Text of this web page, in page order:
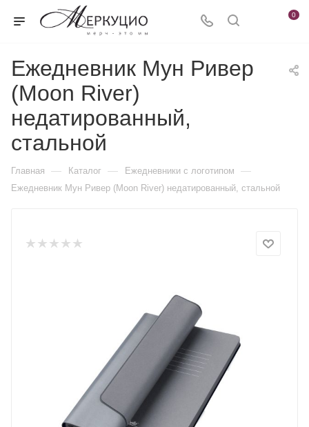
0
Ежедневник Мун Ривер
(Moon River)
недатированный,
стальной
Главная — Каталог — Ежедневники c логотипом —
Ежедневник Мун Ривер (Moon River) недатированный, стальной